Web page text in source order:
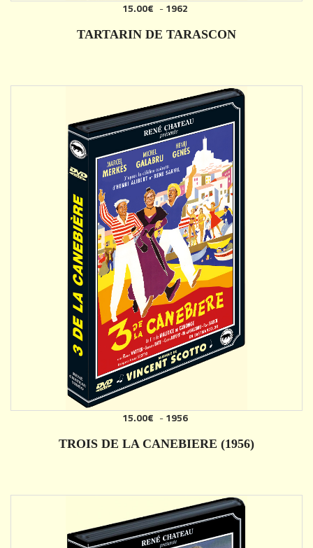
15.00€ -1962
TARTARIN DE TARASCON
15.00€ -1956
TROIS DE LA CANEBIERE (1956)